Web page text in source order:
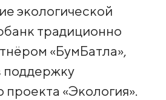
экологической
традиционно
«БумБатла»,
поддержку
проекта «Экология».